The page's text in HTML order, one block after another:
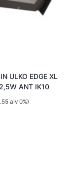
ULKO EDGE XL
ANT IK10
alv 0%)